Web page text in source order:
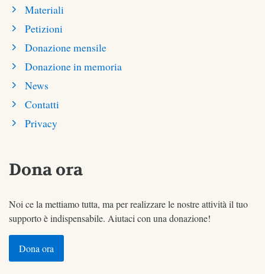
Materiali
Petizioni
Donazione mensile
Donazione in memoria
News
Contatti
Privacy
Dona ora
Noi ce la mettiamo tutta, ma per realizzare le nostre attività il tuo
supporto è indispensabile. Aiutaci con una donazione!
Dona ora